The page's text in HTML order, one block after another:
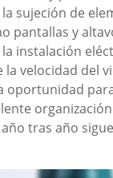
sujeción de
pantallas y
instalación
la velocidad del
oportunidad
tras año